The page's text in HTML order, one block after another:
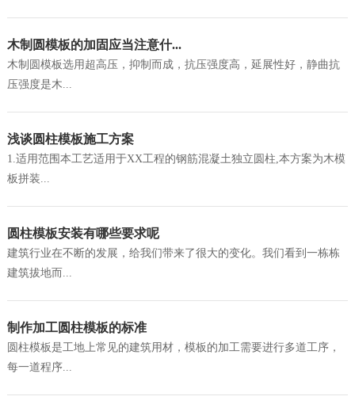
木制圆模板的加固应当注意什...
木制圆模板选用超高压，抑制而成，抗压强度高，延展性好，静曲抗
压强度是木...
浅谈圆柱模板施工方案
1.适用范围本工艺适用于XX工程的钢筋混凝土独立圆柱,本方案为木模
板拼装...
圆柱模板安装有哪些要求呢
建筑行业在不断的发展，给我们带来了很大的变化。我们看到一栋栋
建筑拔地而...
制作加工圆柱模板的标准
圆柱模板是工地上常见的建筑用材，模板的加工需要进行多道工序，
每一道程序...